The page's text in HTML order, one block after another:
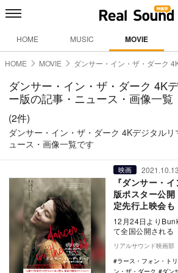
HOME MUSIC MOVIE
HOME MOVIE ダンサー・イン・ザ・ダーク
ダンサー・イン・ザ・ダーク 4K
ー版の記事・ニュース・画像一覧
(2件)
ダンサー・イン・ザ・ダーク 4Kデジタル
ュース・画像一覧です
映画
『ダンサー・
版ポスター公
定先行上映会も
12月24日より
て全国公開される
ダーク』4K版ポ
さ…
リアルサウンド映画部
ラース・フォン・ト
ン・ザ・ダーク
ダン